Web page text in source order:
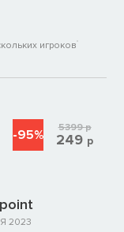
игроков
2023
-95% 5399р
249 р